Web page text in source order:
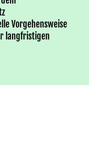
Vorgehensweise
langfristigen